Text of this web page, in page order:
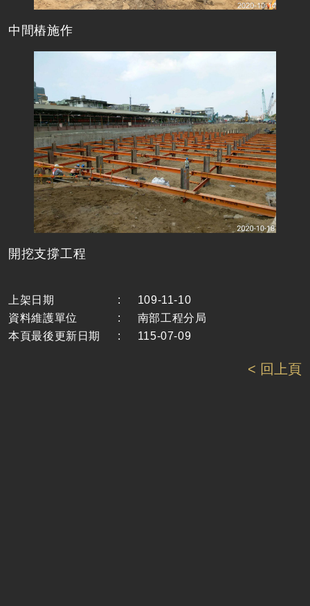
中間樁施作
開挖支撐工程
上架日期 :
109-11-10
資料維護單位
:
南部工程分局
本頁最後更新日期
: 115-07-09
< 回上頁